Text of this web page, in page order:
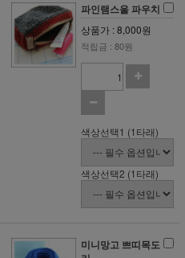
파인램스울 파우치
상품가 : 8,000원
적립금 : 80원
색상선택1 (1타래)
색상선택2 (1타래)
미니망고 쁘띠목도